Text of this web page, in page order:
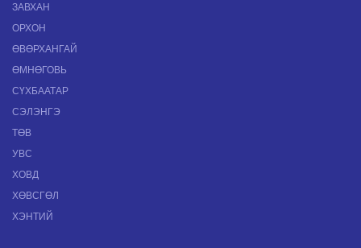
ЗАВХАН
ОРХОН
ӨВӨРХАНГАЙ
ӨМНӨГОВЬ
СҮХБААТАР
СЭЛЭНГЭ
ТӨВ
УВС
ХОВД
ХӨВСГӨЛ
ХЭНТИЙ